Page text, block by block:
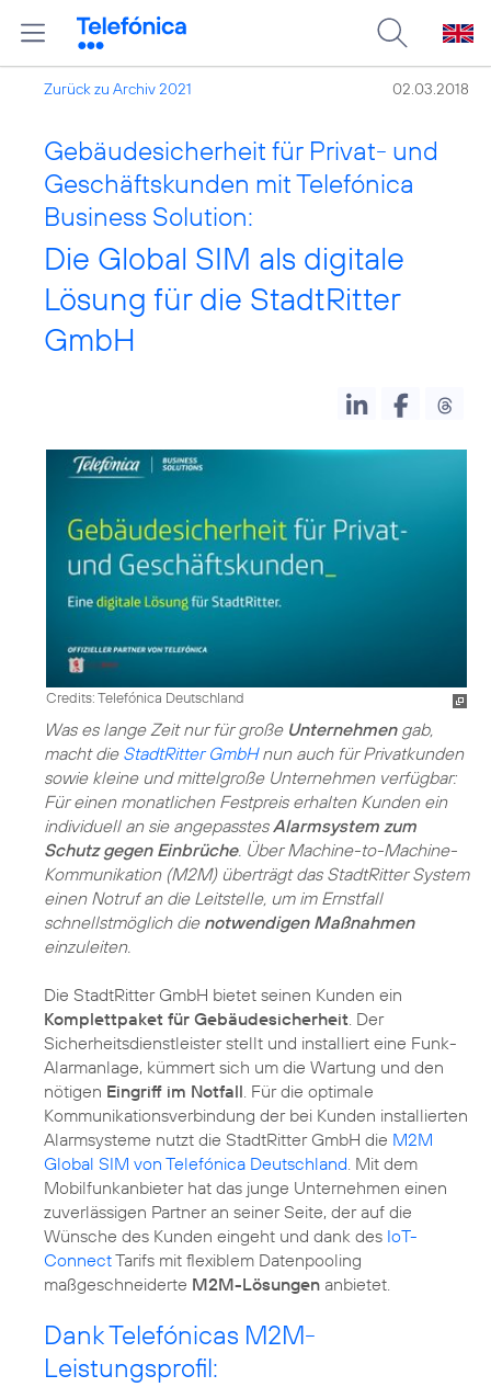
Zurück zu Archiv 2021 02.03.2018
Gebäudesicherheit für Privat- und
Geschäftskunden mit Telefónica
Business Solution:
Die Global SIM als digitale
Lösung für die StadtRitter
GmbH
Credits: Telefónica Deutschland
Was es lange Zeit nur für große Unternehmengab,
macht die StadtRitter GmbHnun auch für Privatkunden
sowie kleine und mittelgroße Unternehmen verfügbar:
Für einen monatlichen Festpreis erhalten Kunden ein
individuell an sie angepasstesAlarmsystem zum
Schutz gegen Einbrüche. Über Machine-to-Machine-
Kommunikation (M2M) überträgt das StadtRitter System
einen Notruf an die Leitstelle, um im Ernstfall
schnellstmöglich die notwendigen Maßnahmen
einzuleiten.
Die StadtRitter GmbH bietet seinen Kunden ein
Komplettpaket für Gebäudesicherheit . Der
Sicherheitsdienstleister stellt und installiert eine Funk-
Alarmanlage, kümmert sich um die Wartung und den
nötigen Eingriff im Notfall . Für die optimale
Kommunikationsverbindung der bei Kunden installierten
Alarmsysteme nutzt die StadtRitter GmbH die M2M
Global SIM von Telefónica Deutschland . Mit dem
Mobilfunkanbieter hat das junge Unternehmen einen
zuverlässigen Partner an seiner Seite, der auf die
Wünsche des Kunden eingeht und dank des IoT-
ConnectTarifs mit flexiblem Datenpooling
maßgeschneiderte M2M-Lösungen anbietet.
Dank Telefónicas M2M-
Leistungsprofil: